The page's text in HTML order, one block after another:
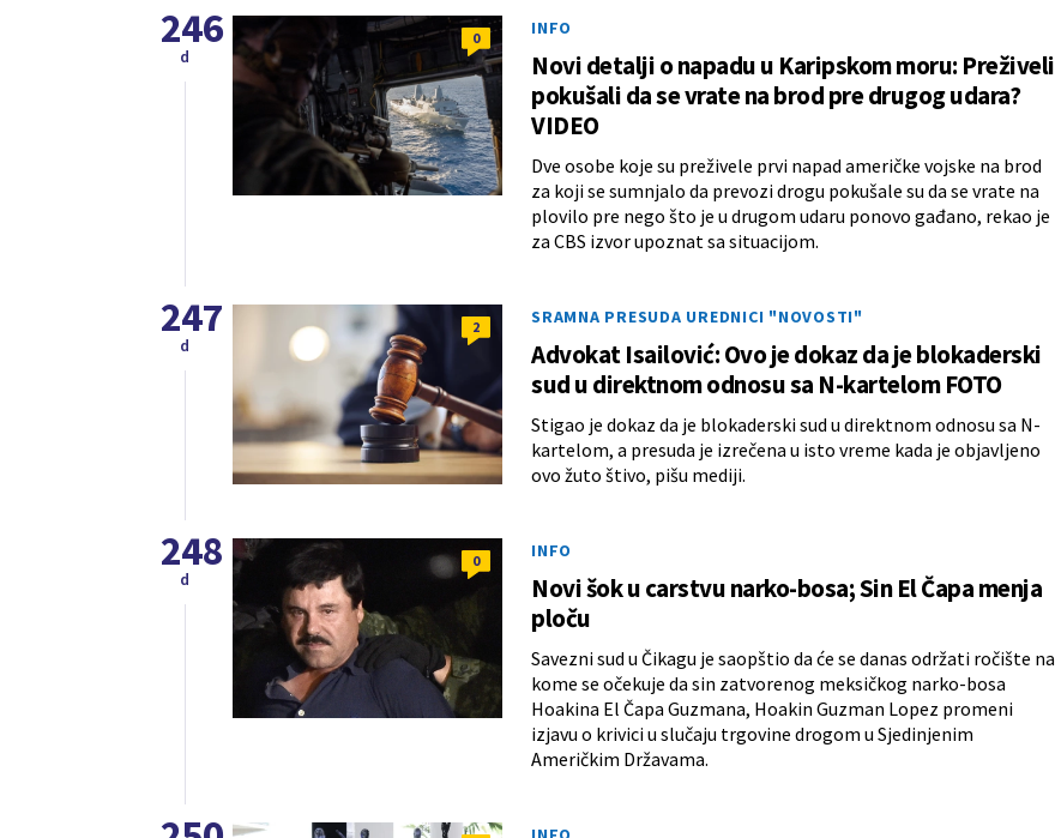
0 INFO
Novi detalji o napadu u Karipskom moru: Preživeli
pokušali da se vrate na brod pre drugog udara?
VIDEO
Dve osobe koje su preživele prvi napad američke vojske na brod
za koji se sumnjalo da prevozi drogu pokušale su da se vrate na
plovilo pre nego što je u drugom udaru ponovo gađano, rekao je
za CBS izvor upoznat sa situacijom.
246
d
2 SRAMNA PRESUDA UREDNICI "NOVOSTI"
Advokat Isailović: Ovo je dokaz da je blokaderski
sud u direktnom odnosu sa N-kartelom FOTO
Stigao je dokaz da je blokaderski sud u direktnom odnosu sa N-
kartelom, a presuda je izrečena u isto vreme kada je objavljeno
ovo žuto štivo, pišu mediji.
247
d
0 INFO
Novi šok u carstvu narko-bosa; Sin El Čapa menja
ploču
Savezni sud u Čikagu je saopštio da će se danas održati ročište na
kome se očekuje da sin zatvorenog meksičkog narko-bosa
Hoakina El Čapa Guzmana, Hoakin Guzman Lopez promeni
izjavu o krivici u slučaju trgovine drogom u Sjedinjenim
Američkim Državama.
248
d